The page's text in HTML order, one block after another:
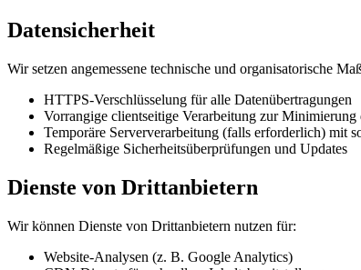
Datensicherheit
Wir setzen angemessene technische und organisatorische
HTTPS-Verschlüsselung für alle Datenübertragungen
Vorrangige clientseitige Verarbeitung zur Minimierung
Temporäre Serververarbeitung (falls erforderlich) mit
Regelmäßige Sicherheitsüberprüfungen und Updates
Dienste von Drittanbietern
Wir können Dienste von Drittanbietern nutzen für:
Website-Analysen (z. B. Google Analytics)